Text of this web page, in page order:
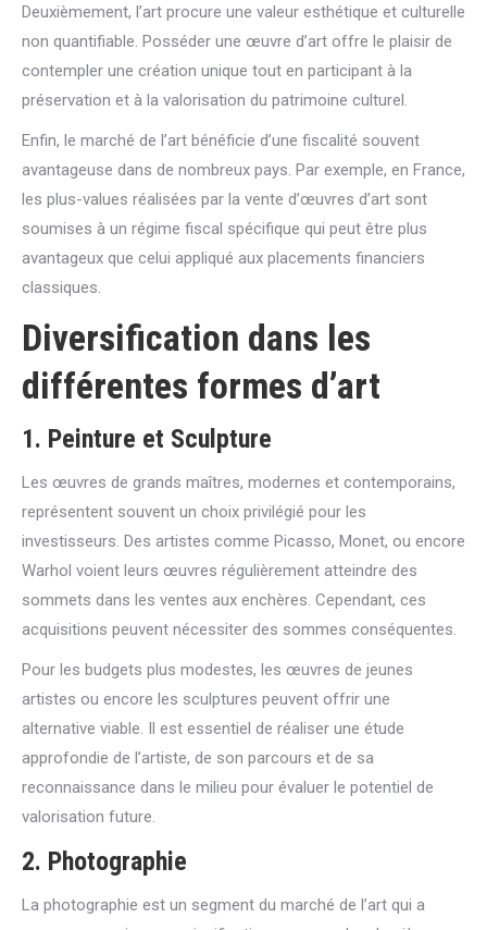
Deuxièmement, l’art procure une valeur esthétique et culturelle
non quantifiable. Posséder une œuvre d’art offre le plaisir de
contempler une création unique tout en participant à la
préservation et à la valorisation du patrimoine culturel.
Enfin, le marché de l’art bénéficie d’une fiscalité souvent
avantageuse dans de nombreux pays. Par exemple, en France,
les plus-values réalisées par la vente d’œuvres d’art sont
soumises à un régime fiscal spécifique qui peut être plus
avantageux que celui appliqué aux placements financiers
classiques.
Diversification dans les
différentes formes d’art
1. Peinture et Sculpture
Les œuvres de grands maîtres, modernes et contemporains,
représentent souvent un choix privilégié pour les
investisseurs. Des artistes comme Picasso, Monet, ou encore
Warhol voient leurs œuvres régulièrement atteindre des
sommets dans les ventes aux enchères. Cependant, ces
acquisitions peuvent nécessiter des sommes conséquentes.
Pour les budgets plus modestes, les œuvres de jeunes
artistes ou encore les sculptures peuvent offrir une
alternative viable. Il est essentiel de réaliser une étude
approfondie de l’artiste, de son parcours et de sa
reconnaissance dans le milieu pour évaluer le potentiel de
valorisation future.
2. Photographie
La photographie est un segment du marché de l’art qui a